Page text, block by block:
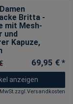
Britta -
mit Mesh-
und
Kapuze,
69,95 € *
anzeigen
zzgl.Versandkosten